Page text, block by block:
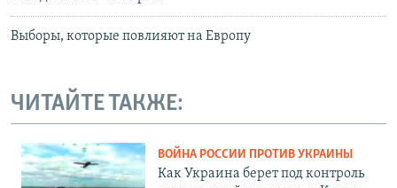
Выборы, которые повлияют на Европу
ЧИТАЙТЕ ТАКЖЕ:
ВОЙНА РОССИИ ПРОТИВ УКРАИНЫ
Как Украина берет под контроль